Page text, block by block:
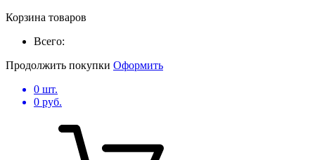
Корзина товаров
Всего:
Продолжить покупки Оформить
0 шт.
0 руб.